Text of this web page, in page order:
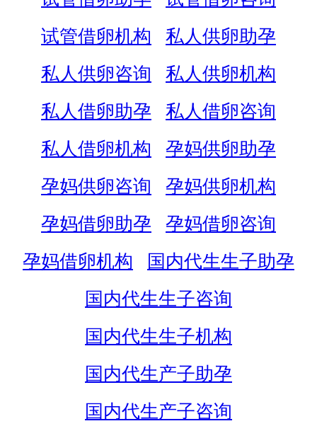
试管借卵机构
私人供卵助孕
私人供卵咨询
私人供卵机构
私人借卵助孕
私人借卵咨询
私人借卵机构
孕妈供卵助孕
孕妈供卵咨询
孕妈供卵机构
孕妈借卵助孕
孕妈借卵咨询
孕妈借卵机构
国内代生生子助孕
国内代生生子咨询
国内代生生子机构
国内代生产子助孕
国内代生产子咨询